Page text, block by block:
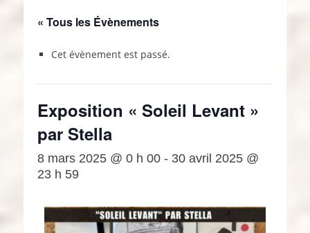
« Tous les Évènements
Cet évènement est passé.
Exposition « Soleil Levant »
par Stella
8 mars 2025 @ 0 h 00 - 30 avril 2025 @
23 h 59